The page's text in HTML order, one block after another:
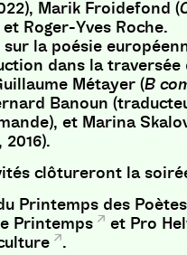
Marik Froidefond (
Roger-Yves Roche.
la poésie
dans la traversée
Métayer (B
Banoun
et Marina
2016).
clôtureront la
Printemps des
Printemps et Pro
.